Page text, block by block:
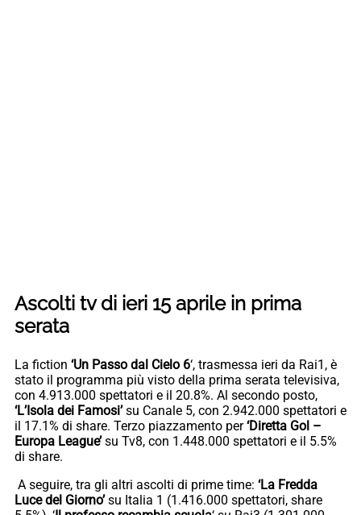
Ascolti tv di ieri 15 aprile in prima
serata
La fiction ‘Un Passo dal Cielo 6‘, trasmessa ieri da Rai1, è
stato il programma più visto della prima serata televisiva,
con 4.913.000 spettatori e il 20.8%. Al secondo posto,
‘L’Isola dei Famosi’su Canale 5, con 2.942.000 spettatori e
il 17.1% di share. Terzo piazzamento per‘Diretta Gol –
Europa League’su Tv8, con 1.448.000 spettatori e il 5.5%
di share.
A seguire, tra gli altri ascolti di prime time: ‘La Fredda
Luce del Giorno’su Italia 1 (1.416.000 spettatori, share